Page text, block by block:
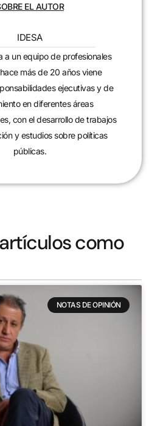
EL AUTOR
IDESA
a un equipo de profesionales
más de 20 años viene
ejecutivas y de
en diferentes áreas
con el desarrollo de trabajos
y estudios sobre políticas
públicas.
como
NOTAS DE OPINIÓN